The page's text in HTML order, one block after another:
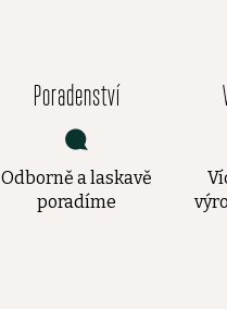
Poradenství
Odborně a laskavě
poradíme